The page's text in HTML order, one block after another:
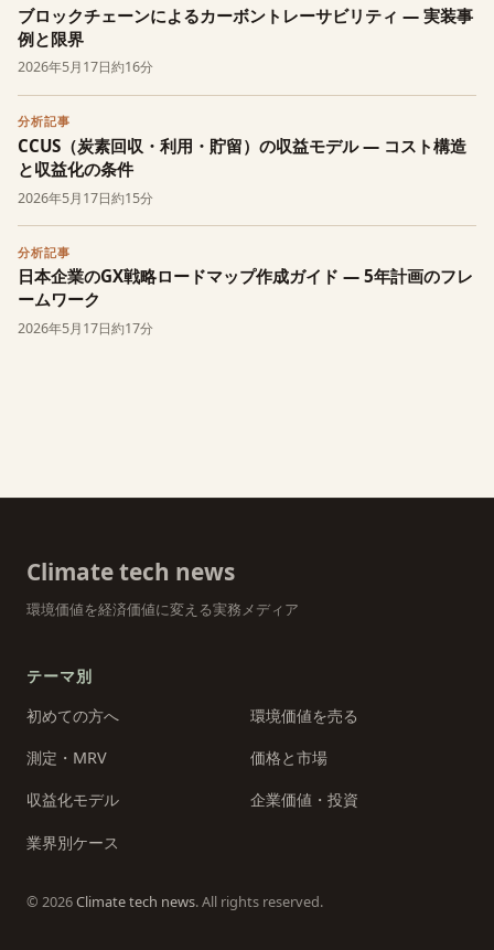
ブロックチェーンによるカーボントレーサビリティ — 実装事
例と限界
2026年5月17日約16分
分析記事
CCUS（炭素回収・利用・貯留）の収益モデル — コスト構造
と収益化の条件
2026年5月17日約15分
分析記事
日本企業のGX戦略ロードマップ作成ガイド — 5年計画のフレ
ームワーク
2026年5月17日約17分
Climate tech news
環境価値を経済価値に変える実務メディア
テーマ別
初めての方へ
環境価値を売る
測定・MRV 価格と市場
収益化モデル 企業価値・投資
業界別ケース
© 2026Climate tech news. All rights reserved.